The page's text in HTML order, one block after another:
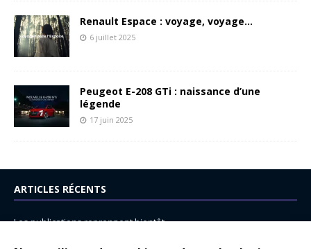
Renault Espace : voyage, voyage…
6 juillet 2025
Peugeot E-208 GTi : naissance d’une
légende
17 juin 2025
ARTICLES RÉCENTS
Les publications reprennent bientôt…